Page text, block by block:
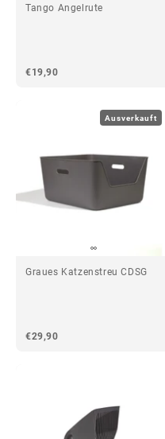
Tango Angelrute
€19,90
Ausverkauft
Graues Katzenstreu CDSG
€29,90